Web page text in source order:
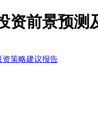
资前景预测
资策略建议报告